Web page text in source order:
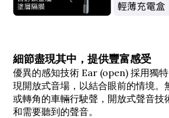
細節盡現其中，提供豐富感受
優異的感知技術 Ear (open) 採用獨
現開放式音場，以結合眼前的情境。
或轉角的車輛行駛聲，開放式聲音技
和需要聽到的聲音。